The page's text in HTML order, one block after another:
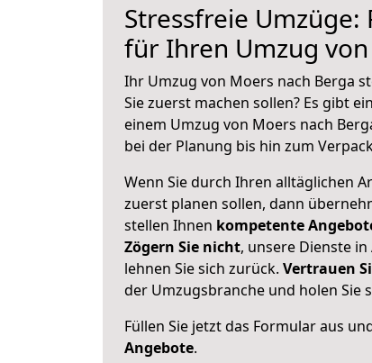
Stressfreie
für Ihren Umzug
Ihr Umzug von Moers nach Berga
Sie zuerst machen sollen? Es gibt
einem Umzug von Moers nach
bei der Planung bis hin zum
Wenn Sie durch Ihren alltäglichen
zuerst planen sollen, dann
stellen Ihnen kompetente
Zögern Sie nicht, unsere Dienste
lehnen Sie sich zurück. Vertrauen
der Umzugsbranche und holen Sie
Füllen Sie jetzt das Formular aus
Angebote.